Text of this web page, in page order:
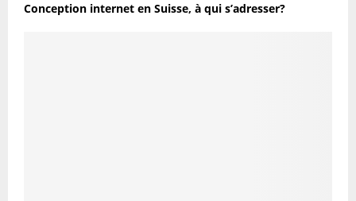
Conception internet en Suisse, à qui s’adresser?